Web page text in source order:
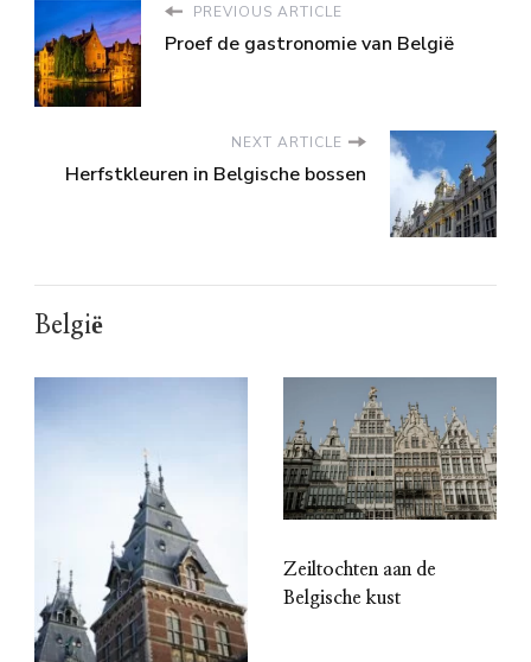
PREVIOUS ARTICLE
Proef de gastronomie van België
NEXT ARTICLE
Herfstkleuren in Belgische bossen
België
Zeiltochten aan de
Belgische kust